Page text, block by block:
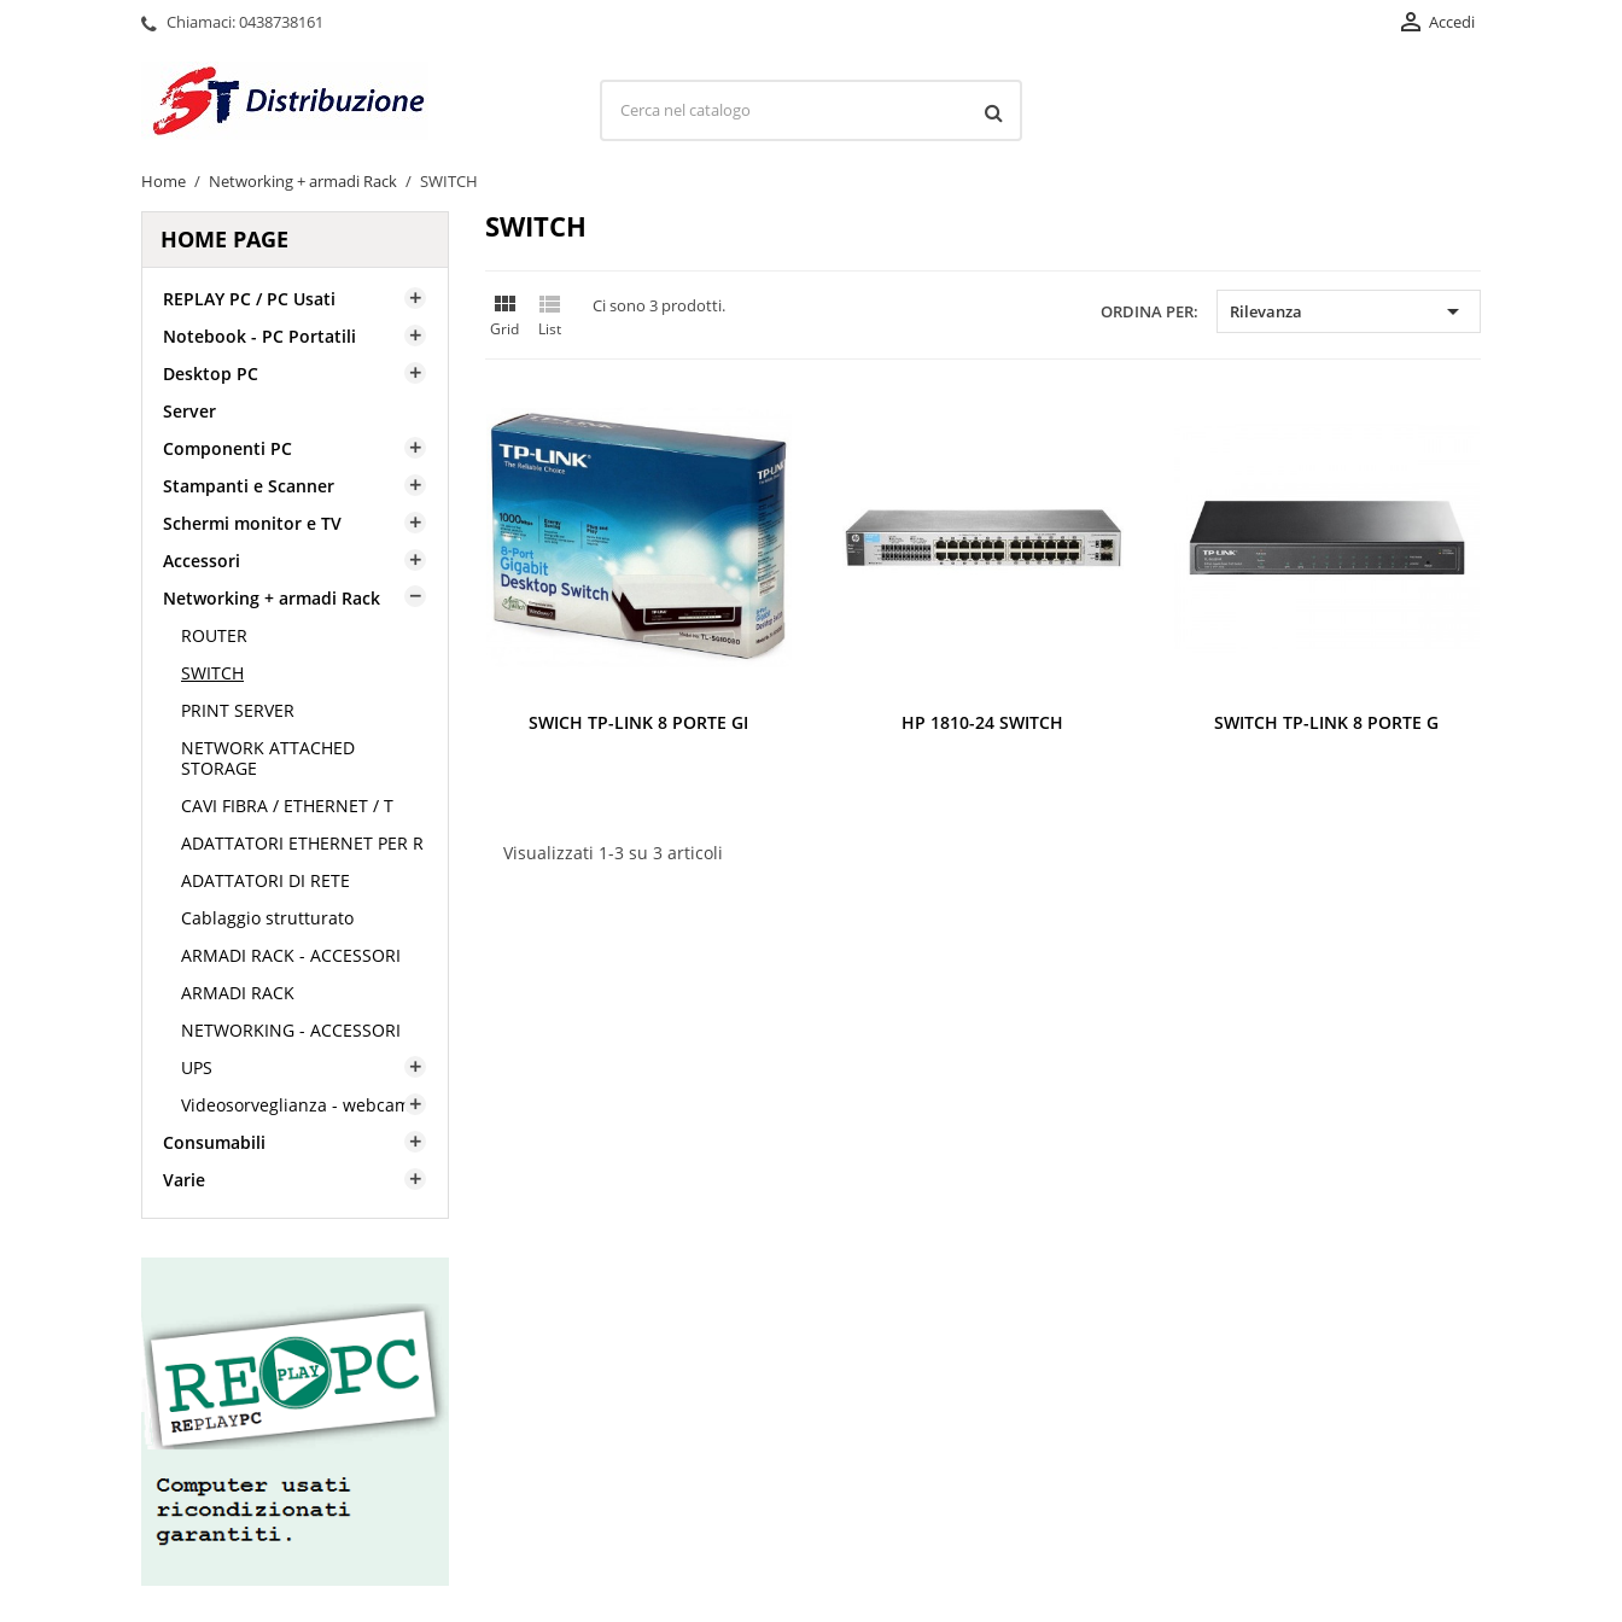
Chiamaci:0438738161  Accedi
Home Networking + armadi Rack SWITCH
HOME PAGE
REPLAY PC / PC Usati 
Notebook - PC Portatili 
Desktop PC 
Server
Componenti PC

Stampanti e Scanner 
Schermi monitor e TV 
Accessori 
Networking + armadi Rack 
ROUTER
SWITCH
PRINT SERVER
NETWORK ATTACHED
STORAGE
CAVI FIBRA / ETHERNET / T
ADATTATORI ETHERNET PER R
ADATTATORI DI RETE
Cablaggio strutturato
ARMADI RACK - ACCESSORI
ARMADI RACK
NETWORKING - ACCESSORI
UPS

Videosorveglianza - webcam 
Consumabili 
Varie 
SWITCH

Grid

List
Ci sono 3 prodotti. ORDINA PER: Rilevanza 
Anteprima
SWICH TP-LINK 8 PORTE GI Anteprima
HP 1810-24 SWITCH Anteprima
SWITCH TP-LINK 8 PORTE G
Visualizzati 1-3 su 3 articoli